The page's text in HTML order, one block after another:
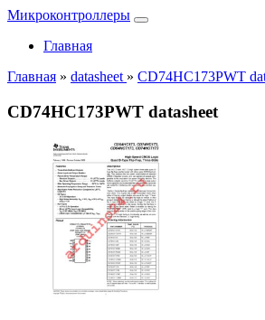
Микроконтроллеры
Главная
Главная » datasheet » CD74HC173PWT
CD74HC173PWT datasheet